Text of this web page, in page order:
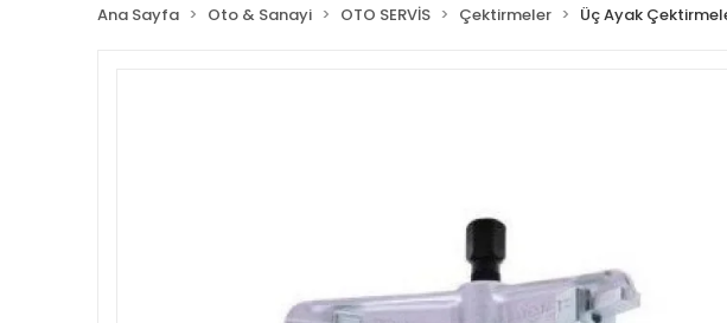
Ana Sayfa Oto & Sanayi OTO SERVİS Çektirmeler Üç Ayak